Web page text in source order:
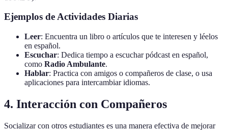
Ejemplos de Actividades Diarias
Leer: Encuentra un libro o artículos que te interesen y léelos
en español.
Escuchar: Dedica tiempo a escuchar pódcast en español,
como Radio Ambulante.
Hablar: Practica con amigos o compañeros de clase, o usa
aplicaciones para intercambiar idiomas.
4. Interacción con Compañeros
Socializar con otros estudiantes es una manera efectiva de mejorar